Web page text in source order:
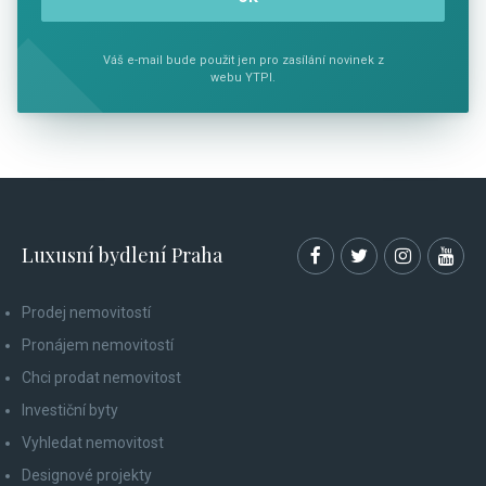
Váš e-mail bude použit jen pro zasílání novinek z
webu YTPI.
Luxusní bydlení Praha
Prodej nemovitostí
Pronájem nemovitostí
Chci prodat nemovitost
Investiční byty
Vyhledat nemovitost
Designové projekty